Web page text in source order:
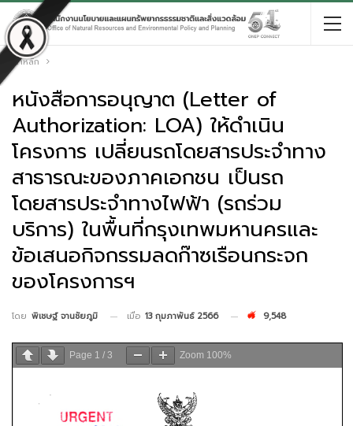
หน้าหลัก
หนังสือการอนุญาต (Letter of
Authorization: LOA) ให้ดำเนิน
โครงการ เปลี่ยนรถโดยสารประจำทาง
สาธารณะของภาคเอกชน เป็นรถ
โดยสารประจำทางไฟฟ้า (รถร่วม
บริการ) ในพื้นที่กรุงเทพมหานครและ
ข้อเสนอกิจกรรมลดก๊าซเรือนกระจก
ของโครงการฯ
โดย พิเชษฐ์ จานชัยภูมิ เมื่อ 13 กุมภาพันธ์ 2566 9,548
Page 1 / 3 Zoom 100%